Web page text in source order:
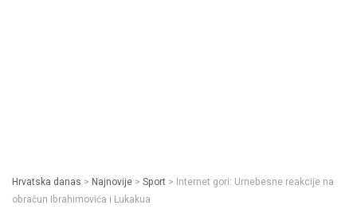
Hrvatska danas > Najnovije > Sport > Internet gori: Urnebesne reakcije na
obračun Ibrahimovića i Lukakua